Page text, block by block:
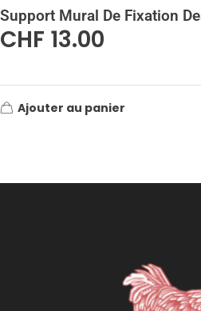
Support Mural De Fixation
CHF 13.00
Ajouter au panier